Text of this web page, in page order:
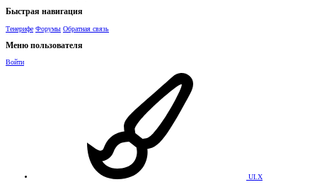
Быстрая навигация
Тенерифе Форумы Обратная связь
Меню пользователя
Войти
UI.X